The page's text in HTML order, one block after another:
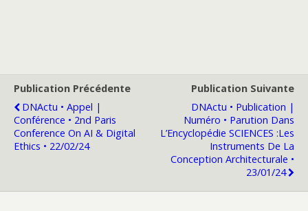
Publication Précédente
DNActu • Appel |
Conférence • 2nd Paris
Conference On AI & Digital
Ethics • 22/02/24
Publication Suivante
DNActu • Publication |
Numéro • Parution Dans
L’Encyclopédie SCIENCES :Les
Instruments De La
Conception Architecturale •
23/01/24